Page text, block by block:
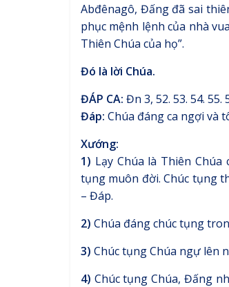
Abđênagô, Đấng đã sai
phục mệnh lệnh của nhà
Thiên Chúa của họ”.
Đó là lời Chúa.
ĐÁP CA: Đn 3, 52. 53. 54. 55.
Đáp: Chúa đáng ca ngợi và
Xướng:
1) Lạy Chúa là Thiên
tụng muôn đời. Chúc tụng
– Đáp.
2) Chúa đáng chúc tụng
3) Chúc tụng Chúa ngự lên
4) Chúc tụng Chúa, Đấng